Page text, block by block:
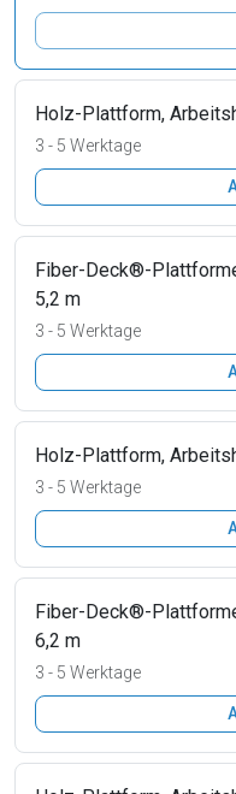
Holz-Plattform,
3 - 5 Werktage
Fiber-Deck®-
5,2 m
3 - 5 Werktage
Holz-Plattform,
3 - 5 Werktage
Fiber-Deck®-
6,2 m
3 - 5 Werktage